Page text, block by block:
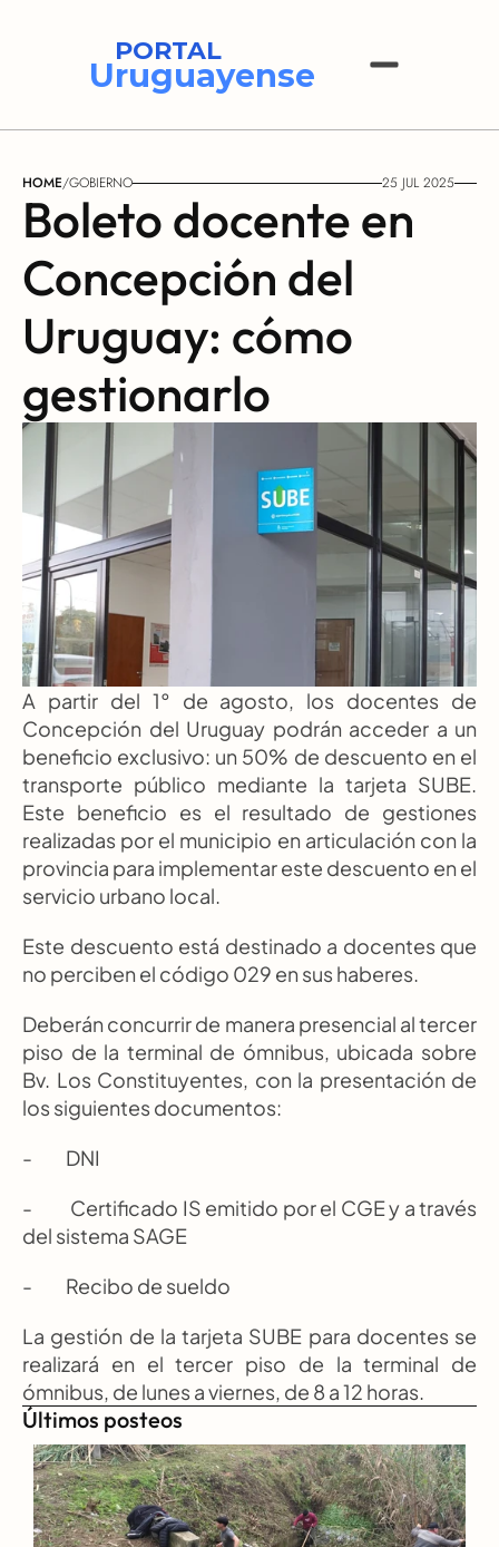
PORTAL
Uruguayense
HOME/GOBIERNO 25 JUL 2025
Boleto docente en
Concepción del
Uruguay: cómo
gestionarlo
A partir del 1° de agosto, los docentes de
Concepción del Uruguay podrán acceder a un
beneficio exclusivo: un 50% de descuento en el
transporte público mediante la tarjeta SUBE.
Este beneficio es el resultado de gestiones
realizadas por el municipio en articulación con la
provincia para implementar este descuento en el
servicio urbano local.
Este descuento está destinado a docentes que
no perciben el código 029 en sus haberes.
Deberán concurrir de manera presencial al tercer
piso de la terminal de ómnibus, ubicada sobre
Bv. Los Constituyentes, con la presentación de
los siguientes documentos:
-          DNI
-          Certificado IS emitido por el CGE y a través
del sistema SAGE
-          Recibo de sueldo
La gestión de la tarjeta SUBE para docentes se
realizará en el tercer piso de la terminal de
ómnibus, de lunes a viernes, de 8 a 12 horas.
Últimos posteos